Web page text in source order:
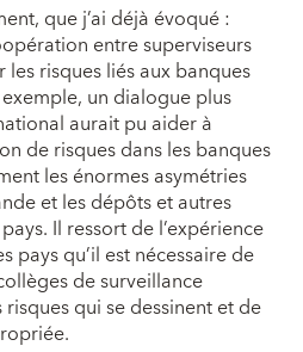
que j’ai déjà évoqué :
entre superviseurs
risques liés aux banques
un dialogue plus
aurait pu aider à
de risques dans les banques
les énormes asymétries
et les dépôts et autres
Il ressort de l’expérience
pays qu’il est nécessaire de
de surveillance
qui se dessinent et de